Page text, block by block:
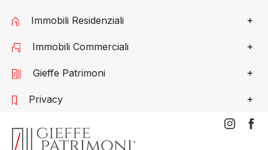
Immobili Residenziali
Immobili Commerciali
Gieffe Patrimoni
Privacy